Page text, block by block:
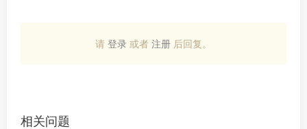
请 登录 或者 注册 后回复。
相关问题